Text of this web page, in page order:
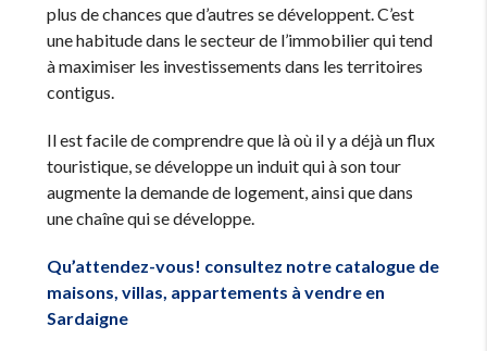
plus de chances que d’autres se développent. C’est
une habitude dans le secteur de l’immobilier qui tend
à maximiser les investissements dans les territoires
contigus.
Il est facile de comprendre que là où il y a déjà un flux
touristique, se développe un induit qui à son tour
augmente la demande de logement, ainsi que dans
une chaîne qui se développe.
Qu’attendez-vous! consultez notre catalogue de
maisons, villas, appartements à vendre en
Sardaigne